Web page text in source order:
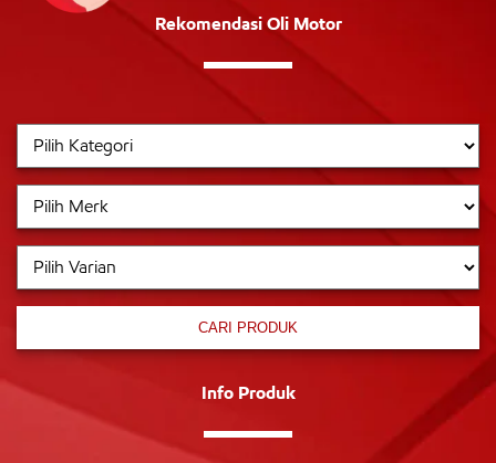
Rekomendasi Oli Motor
CARI PRODUK
Info Produk